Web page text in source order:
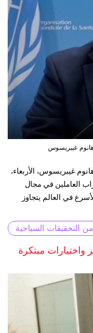
غيبريسوس
غيبريسوس، الأربعاء،
العاملين في مجال
في العالم يتجاوز
من التحقيقات السياحية
مبتكرة